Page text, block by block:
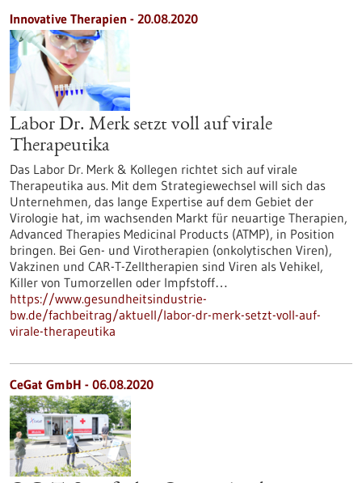
Innovative Therapien - 20.08.2020
Labor Dr. Merk setzt voll auf virale
Therapeutika
Das Labor Dr. Merk & Kollegen richtet sich auf virale
Therapeutika aus. Mit dem Strategiewechsel will sich das
Unternehmen, das lange Expertise auf dem Gebiet der
Virologie hat, im wachsenden Markt für neuartige Therapien,
Advanced Therapies Medicinal Products (ATMP), in Position
bringen. Bei Gen- und Virotherapien (onkolytischen Viren),
Vakzinen und CAR-T-Zelltherapien sind Viren als Vehikel,
Killer von Tumorzellen oder Impfstoff…
https://www.gesundheitsindustrie-
bw.de/fachbeitrag/aktuell/labor-dr-merk-setzt-voll-auf-
virale-therapeutika
CeGat GmbH - 06.08.2020